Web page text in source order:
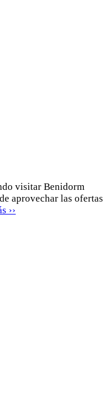
visitar Benidorm
aprovechar las ofertas
››